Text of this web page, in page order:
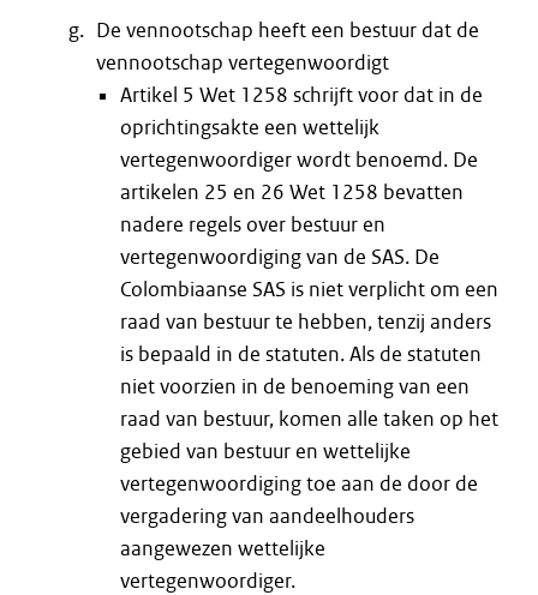
De vennootschap heeft een bestuur dat de
vennootschap vertegenwoordigt
Artikel 5 Wet 1258 schrijft voor dat in de
oprichtingsakte een wettelijk
vertegenwoordiger wordt benoemd. De
artikelen 25 en 26 Wet 1258 bevatten
nadere regels over bestuur en
vertegenwoordiging van de SAS. De
Colombiaanse SAS is niet verplicht om een
raad van bestuur te hebben, tenzij anders
is bepaald in de statuten. Als de statuten
niet voorzien in de benoeming van een
raad van bestuur, komen alle taken op het
gebied van bestuur en wettelijke
vertegenwoordiging toe aan de door de
vergadering van aandeelhouders
aangewezen wettelijke
vertegenwoordiger.